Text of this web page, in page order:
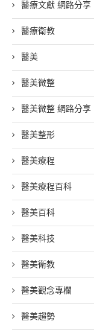
醫療文獻 網路分享
醫療衛教
醫美
醫美微整
醫美微整 網路分享
醫美整形
醫美療程
醫美療程百科
醫美百科
醫美科技
醫美衛教
醫美觀念專欄
醫美趨勢